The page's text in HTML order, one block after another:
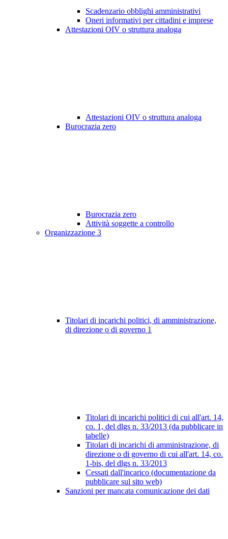
Scadenzario obblighi amministrativi
Oneri informativi per cittadini e imprese
Attestazioni OIV o struttura analoga
Attestazioni OIV o struttura analoga
Burocrazia zero
Burocrazia zero
Attività soggette a controllo
Organizzazione 3
Titolari di incarichi politici, di amministrazione,
di direzione o di governo 1
Titolari di incarichi politici di cui all'art. 14,
co. 1, del dlgs n. 33/2013 (da pubblicare in
tabelle)
Titolari di incarichi di amministrazione, di
direzione o di governo di cui all'art. 14, co.
1-bis, del dlgs n. 33/2013
Cessati dall'incarico (documentazione da
pubblicare sul sito web)
Sanzioni per mancata comunicazione dei dati